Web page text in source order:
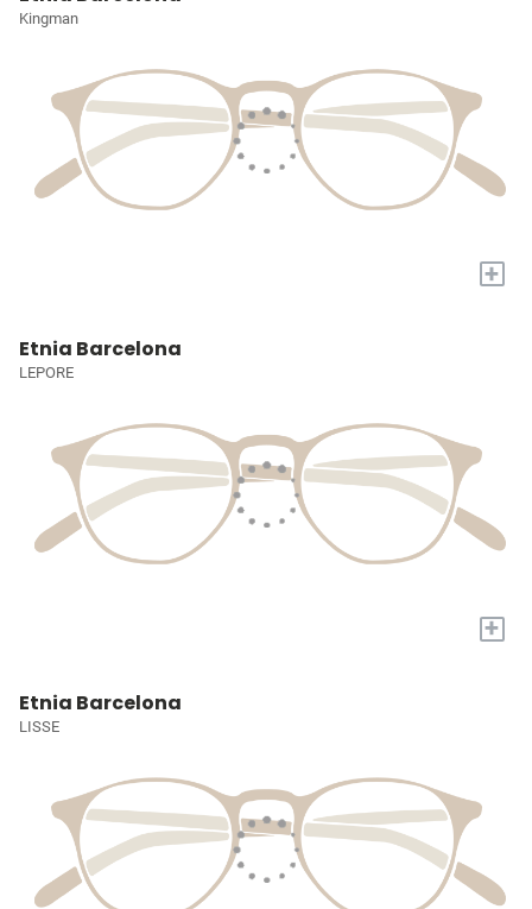
Kingman
+
Etnia Barcelona
LEPORE
+
Etnia Barcelona
LISSE